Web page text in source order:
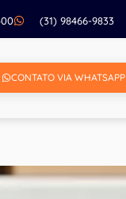
(31) 98466-9833
CONTATO VIA WHATSAPP